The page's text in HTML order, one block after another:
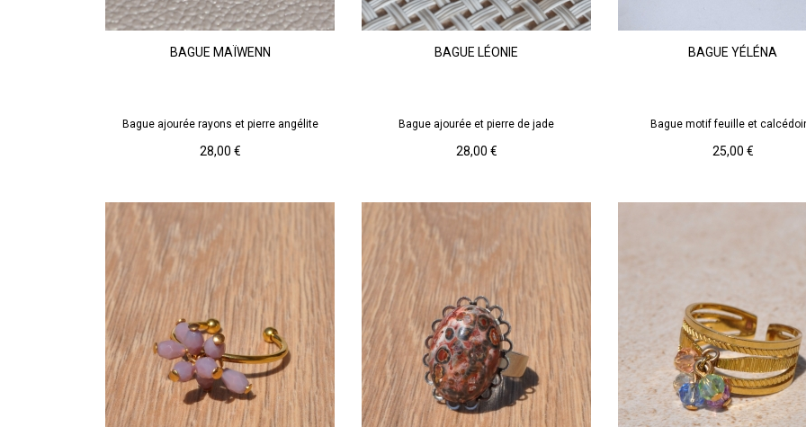
BAGUE MAÏWENN
Bague ajourée rayons et pierre angélite
Prix
28,00 €
AJOUTER AU PANIER
BAGUE LÉONIE
Bague ajourée et pierre de jade
Prix
28,00 €
Turquoise
Jade
AJOUTER AU PANIER
BAGUE YÉLÉNA
Bague motif feuille et
Prix
25,00 €
Calcédoine
AJOUTER AU PANIER